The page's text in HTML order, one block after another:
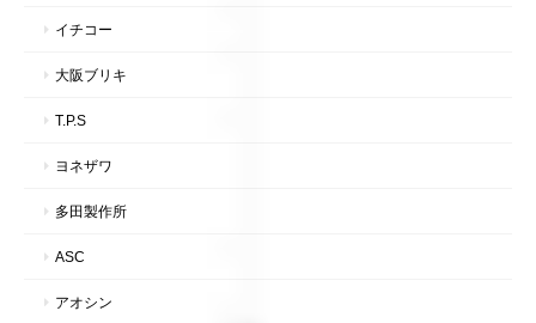
イチコー
大阪ブリキ
T.P.S
ヨネザワ
多田製作所
ASC
アオシン